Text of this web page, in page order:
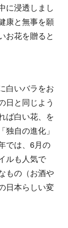
に浸透しまし
康と無事を願
お花を贈ると
白いバラをお
日と同じよう
ば白い花、を
自の進化」
では、6月の
ルも人気で
もの（お酒や
日本らしい変